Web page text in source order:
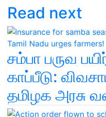
Read next
சம்பா பருவ
காப்பீடு:
தமிழக அரசு